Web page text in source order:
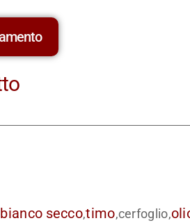
bianco secco,timo,cerfoglio,